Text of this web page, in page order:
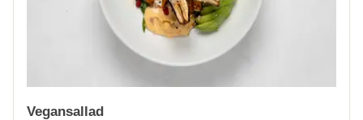
Vegansallad